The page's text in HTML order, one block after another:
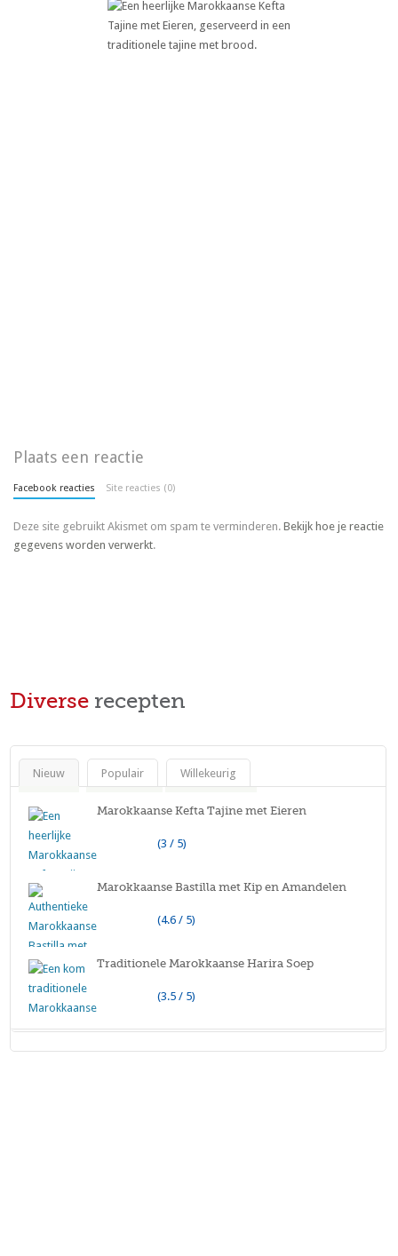
Plaats een reactie
Facebook reacties Site reacties (0)
Deze site gebruikt Akismet om spam te verminderen.Bekijk hoe je reactie
gegevens worden verwerkt.
Diverse recepten
Nieuw Populair Willekeurig
Marokkaanse Kefta Tajine met Eieren
(3 / 5)
Marokkaanse Bastilla met Kip en Amandelen
(4.6 / 5)
Traditionele Marokkaanse Harira Soep
(3.5 / 5)